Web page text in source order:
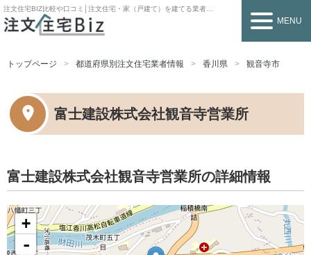
注文住宅BIZ比較や口コミ│注文住宅・家（戸建て）を建てる業者を探すなら
MENU
トップページ 都道府県別注文住宅業者情報 香川県 観音寺市
富士建設株式会社観音寺営業所
富士建設株式会社観音寺営業所の詳細情報
+
-